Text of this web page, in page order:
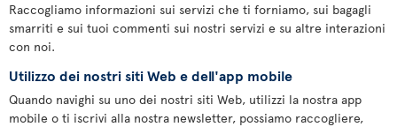
Raccogliamo informazioni sui servizi che ti forniamo, sui bagagli
smarriti e sui tuoi commenti sui nostri servizi e su altre interazioni
con noi.
Utilizzo dei nostri siti Web e dell'app mobile
Quando navighi su uno dei nostri siti Web, utilizzi la nostra app
mobile o ti iscrivi alla nostra newsletter, possiamo raccogliere,